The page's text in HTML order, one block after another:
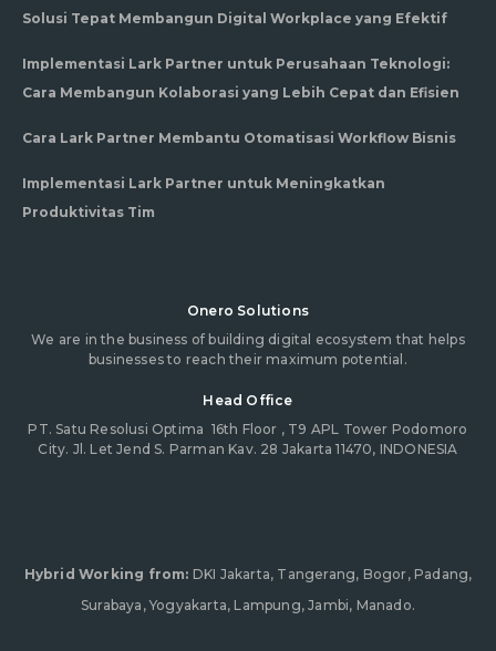
Solusi Tepat Membangun Digital Workplace yang Efektif
Implementasi Lark Partner untuk Perusahaan Teknologi:
Cara Membangun Kolaborasi yang Lebih Cepat dan Efisien
Cara Lark Partner Membantu Otomatisasi Workflow Bisnis
Implementasi Lark Partner untuk Meningkatkan
Produktivitas Tim
Onero Solutions
We are in the business of building digital ecosystem that helps
businesses to reach their maximum potential.
Head Office
PT. Satu Resolusi Optima 16th Floor , T9 APL Tower Podomoro
City. Jl. Let Jend S. Parman Kav. 28 Jakarta 11470, INDONESIA
Hybrid Working from: DKI Jakarta, Tangerang, Bogor, Padang,
Surabaya, Yogyakarta, Lampung, Jambi, Manado.